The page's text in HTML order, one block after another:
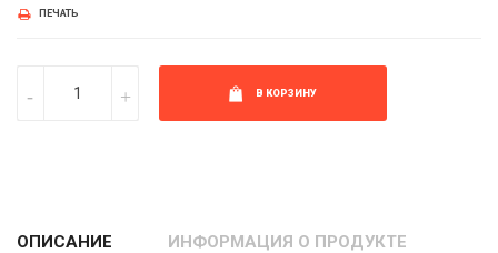
ПЕЧАТЬ
В КОРЗИНУ
ОПИСАНИЕ ИНФОРМАЦИЯ О ПРОДУКТЕ